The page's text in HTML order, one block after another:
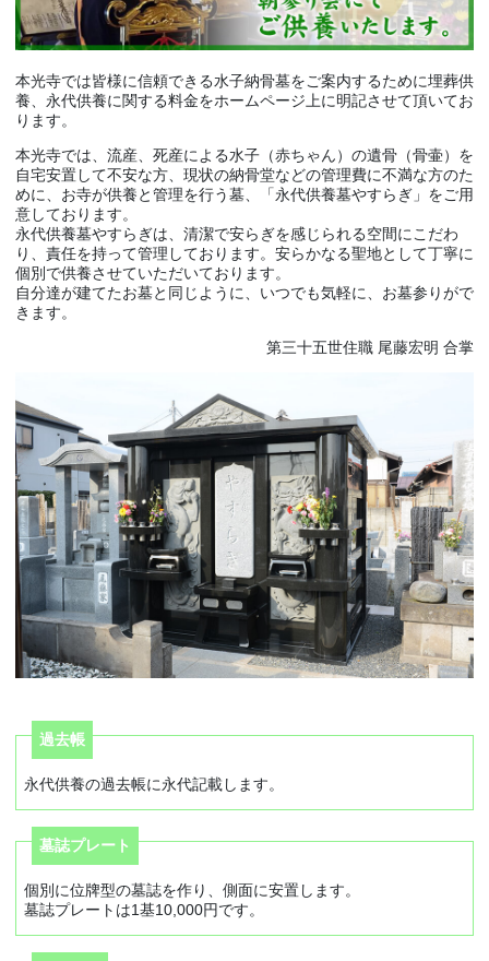
本光寺では皆様に信頼できる水子納骨墓をご案内するために埋葬供
養、永代供養に関する料金をホームページ上に明記させて頂いてお
ります。
本光寺では、流産、死産による水子（赤ちゃん）の遺骨（骨壷）を
自宅安置して不安な方、現状の納骨堂などの管理費に不満な方のた
めに、お寺が供養と管理を行う墓、「永代供養墓やすらぎ」をご用
意しております。
永代供養墓やすらぎは、清潔で安らぎを感じられる空間にこだわ
り、責任を持って管理しております。安らかなる聖地として丁寧に
個別で供養させていただいております。
自分達が建てたお墓と同じように、いつでも気軽に、お墓参りがで
きます。
第三十五世住職 尾藤宏明 合掌
過去帳
永代供養の過去帳に永代記載します。
墓誌プレート
個別に位牌型の墓誌を作り、側面に安置します。
墓誌プレートは1基10,000円です。